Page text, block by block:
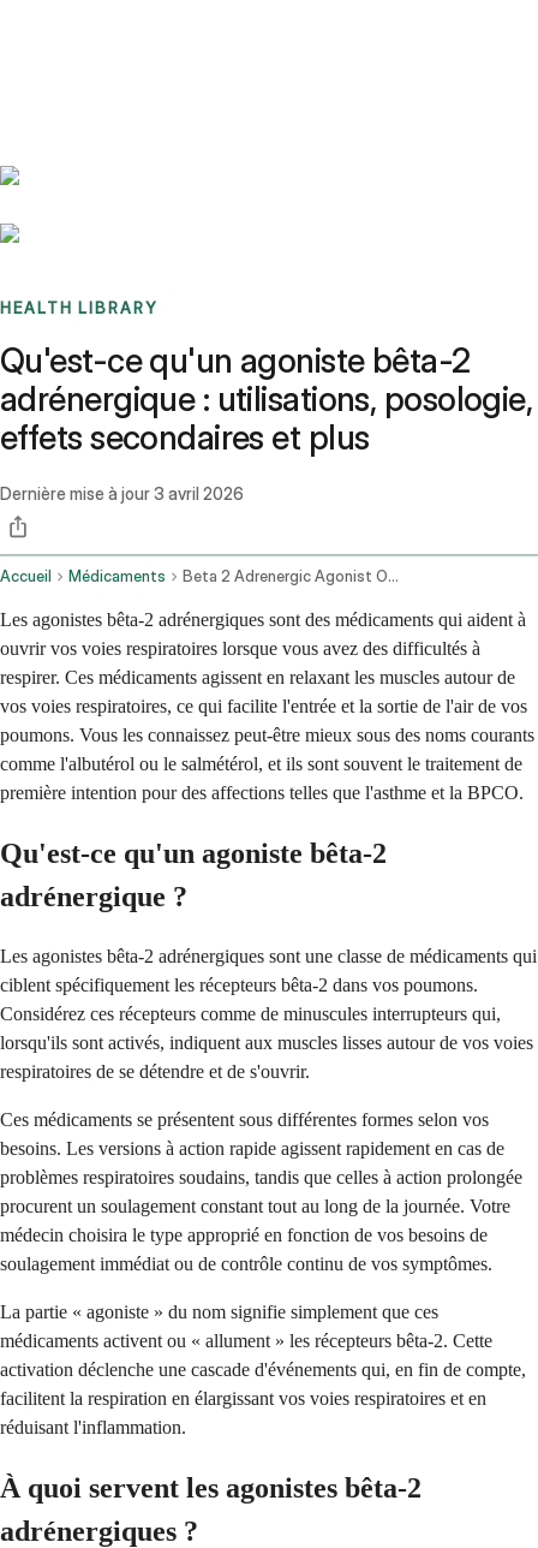
HEALTH LIBRARY
Qu'est-ce qu'un agoniste bêta-2
adrénergique : utilisations, posologie,
effets secondaires et plus
Dernière mise à jour3 avril 2026
Accueil Médicaments Beta 2 Adrenergic Agonist Oral Route Injection Route
Les agonistes bêta-2 adrénergiques sont des médicaments qui aident à
ouvrir vos voies respiratoires lorsque vous avez des difficultés à
respirer. Ces médicaments agissent en relaxant les muscles autour de
vos voies respiratoires, ce qui facilite l'entrée et la sortie de l'air de vos
poumons. Vous les connaissez peut-être mieux sous des noms courants
comme l'albutérol ou le salmétérol, et ils sont souvent le traitement de
première intention pour des affections telles que l'asthme et la BPCO.
Qu'est-ce qu'un agoniste bêta-2
adrénergique ?
Les agonistes bêta-2 adrénergiques sont une classe de médicaments qui
ciblent spécifiquement les récepteurs bêta-2 dans vos poumons.
Considérez ces récepteurs comme de minuscules interrupteurs qui,
lorsqu'ils sont activés, indiquent aux muscles lisses autour de vos voies
respiratoires de se détendre et de s'ouvrir.
Ces médicaments se présentent sous différentes formes selon vos
besoins. Les versions à action rapide agissent rapidement en cas de
problèmes respiratoires soudains, tandis que celles à action prolongée
procurent un soulagement constant tout au long de la journée. Votre
médecin choisira le type approprié en fonction de vos besoins de
soulagement immédiat ou de contrôle continu de vos symptômes.
La partie « agoniste » du nom signifie simplement que ces
médicaments activent ou « allument » les récepteurs bêta-2. Cette
activation déclenche une cascade d'événements qui, en fin de compte,
facilitent la respiration en élargissant vos voies respiratoires et en
réduisant l'inflammation.
À quoi servent les agonistes bêta-2
adrénergiques ?